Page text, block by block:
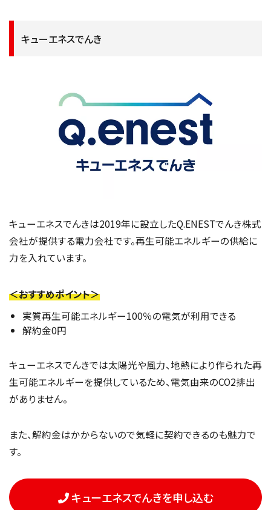
キューエネスでんき
キューエネスでんきは2019年に設立したQ.ENESTでんき株式
会社が提供する電力会社です。再生可能エネルギーの供給に
力を入れています。
＜おすすめポイント＞
実質再生可能エネルギー100％の電気が利用できる
解約金0円
キューエネスでんきでは太陽光や風力、地熱により作られた再
生可能エネルギーを提供しているため、電気由来のCO2排出
がありません。
また、解約金はかからないので気軽に契約できるのも魅力で
す。
キューエネスでんきを申し込む